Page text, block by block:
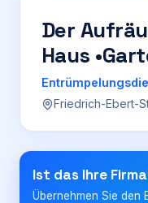
Für Firmen
Der
Haus
Friedrich-Ebert-
Ist das Ihre
Übernehmen Sie den